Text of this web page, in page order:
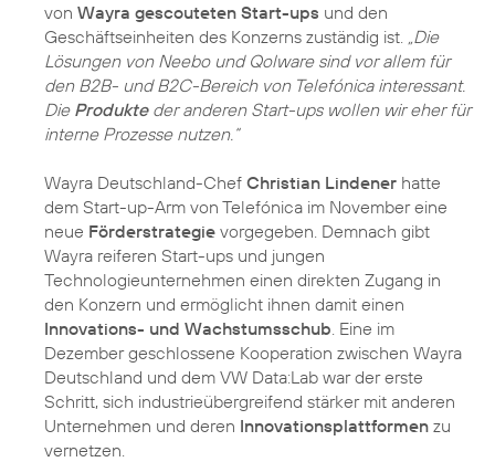
von Wayra gescouteten Start-ups und den
Geschäftseinheiten des Konzerns zuständig ist.
„Die
Lösungen von Neebo und Qolware sind vor allem für
den B2B- und B2C-Bereich von Telefónica interessant.
Die Produkteder anderen Start-ups wollen wir eher für
interne Prozesse nutzen.“
Wayra Deutschland-Chef Christian Lindener hatte
dem Start-up-Arm von Telefónica im November eine
neue Förderstrategie vorgegeben. Demnach gibt
Wayra reiferen Start-ups und jungen
Technologieunternehmen einen direkten Zugang in
den Konzern und ermöglicht ihnen damit einen
Innovations- und Wachstumsschub . Eine im
Dezember geschlossene Kooperation zwischen Wayra
Deutschland und dem VW Data:Lab war der erste
Schritt, sich industrieübergreifend stärker mit anderen
Unternehmen und deren Innovationsplattformen zu
vernetzen.